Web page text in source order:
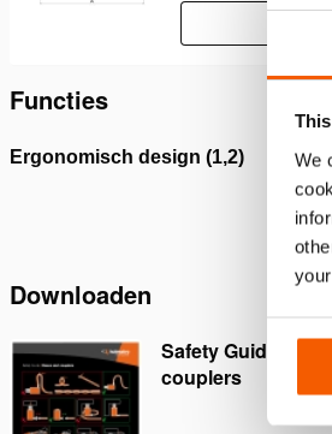
We
Functies
Ergonomisch design (1,2)
Downloaden
Safety Guide –
couplers